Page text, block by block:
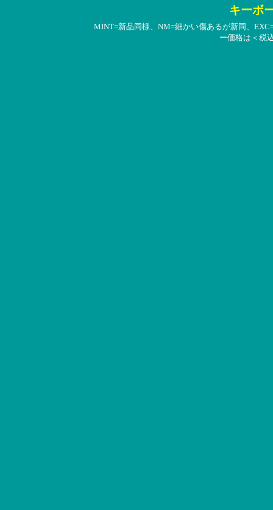
キーボ
MINT=新品同様、NM=細かい傷あるが新同、
ー価格は＜税